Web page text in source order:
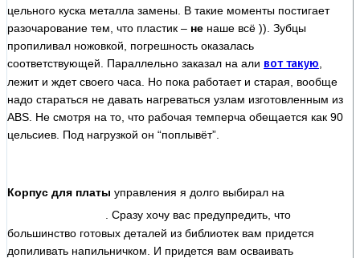
цельного куска металла замены. В такие моменты постигает
разочарование тем, что пластик – не наше всё )). Зубцы
пропиливал ножовкой, погрешность оказалась
соответствующей. Параллельно заказал на али вот такую
лежит и ждет своего часа. Но пока работает и старая, вообще
надо стараться не давать нагреваться узлам изготовленным из
ABS. Не смотря на то, что рабочая темперча обещается как 90
цельсиев. Под нагрузкой он “поплывёт”.
Корпус для платы управления я долго выбирал на
. Сразу хочу вас предупредить, что
большинство готовых деталей из библиотек вам придется
допиливать напильничком. И придется вам осваивать